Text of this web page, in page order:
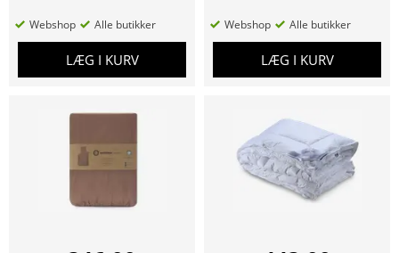
Webshop Alle butikker
LÆG I KURV
Webshop Alle butikker
LÆG I KURV